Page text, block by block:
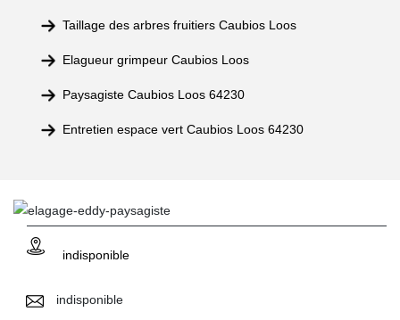
Taillage des arbres fruitiers Caubios Loos
Elagueur grimpeur Caubios Loos
Paysagiste Caubios Loos 64230
Entretien espace vert Caubios Loos 64230
indisponible
indisponible